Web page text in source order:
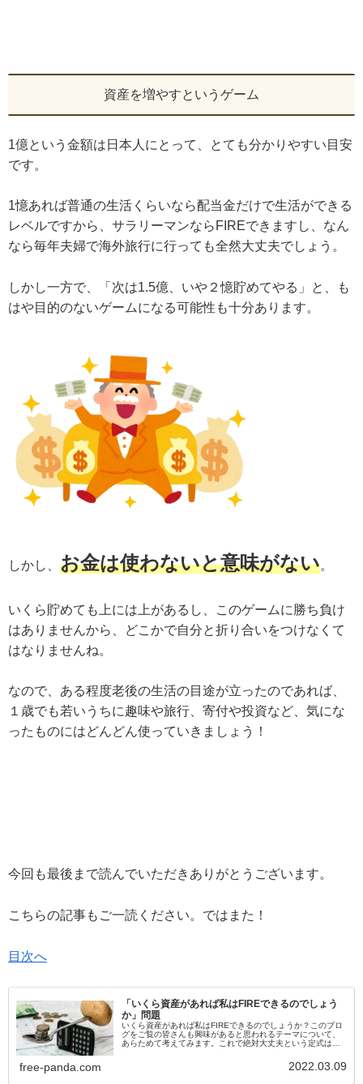
資産を増やすというゲーム
1億という金額は日本人にとって、とても分かりやすい目安
です。
1憶あれば普通の生活くらいなら配当金だけで生活ができる
レベルですから、サラリーマンならFIREできますし、なん
なら毎年夫婦で海外旅行に行っても全然大丈夫でしょう。
しかし一方で、「次は1.5億、いや２憶貯めてやる」と、も
はや目的のないゲームになる可能性も十分あります。
しかし、 お金は使わないと意味がない。
いくら貯めても上には上があるし、このゲームに勝ち負け
はありませんから、どこかで自分と折り合いをつけなくて
はなりませんね。
なので、ある程度老後の生活の目途が立ったのであれば、
１歳でも若いうちに趣味や旅行、寄付や投資など、気にな
ったものにはどんどん使っていきましょう！
今回も最後まで読んでいただきありがとうございます。
こちらの記事もご一読ください。ではまた！
目次へ
「いくら資産があれば私はFIREできるのでしょう
か」問題
いくら資産があれば私はFIREできるのでしょうか？このブロ
グをご覧の皆さんも興味があると思われるテーマについて、
あらためて考えてみます。これで絶対大丈夫という定式はあ
仮置きした上で試算してみる必要があります。
free-panda.com 2022.03.09